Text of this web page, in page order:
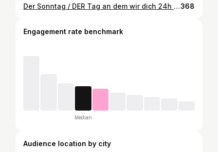
Der Sonntag / DER Tag an dem wir dich 24h nur für uns haben. ♥️♥️♥️ ———————————————————— Wir gehen gerade jeden Tag an unsere Grenzen, jeder auf seine Weise und trotzdem feiern 🙌 wir jede Minute, die wir gemeinsam verbringen. ♥️♥️ ———————————————————— 🌱🌱22.05.21 Umzug 🌱🌱🌱 ———————————————————— Bald haben wir es geschafft ♥️♥️♥️ ———————————————————— ♥️Werbung (unbezahlt) ♥️ Turban @dieturbanwerkstatt (selbst gekauft 🙌) Ohrringe @la.kiva ———————————————————— #familie #familienzeit #familienleben #hausbau #hausbau2021 #couple #couplegoals #love #loveyou #liebe #liebemeineslebens #lachen #lachenmachtglücklich #dumachstmichglücklich #sky #skyphotography #beautiful #moments #mom #momlife #mama #mamaleben #leipzig #goodnight368
Engagement rate benchmark
Median
Audience location by city